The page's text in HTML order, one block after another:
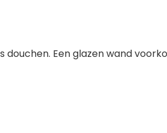
douchen. Een glazen wand